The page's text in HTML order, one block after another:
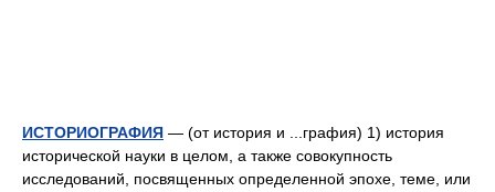
ИСТОРИОГРАФИЯ — (от история и ...графия) 1) история
исторической науки в целом, а также совокупность
исследований, посвященных определенной эпохе, теме, или